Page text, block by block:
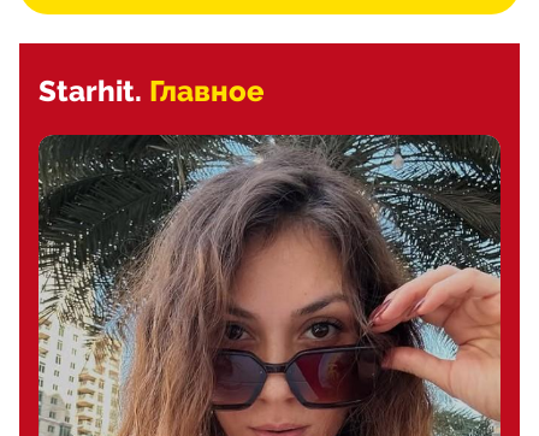
Starhit. Главное